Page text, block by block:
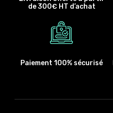
de 300€ HT d’achat
Paiement 100% sécurisé